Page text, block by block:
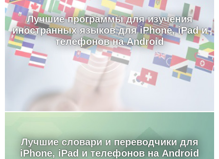
Лучшие программы для изучения
иностранных языков для iPhone, iPad и
телефонов на Android
Лучшие словари и переводчики для
iPhone, iPad и телефонов на Android